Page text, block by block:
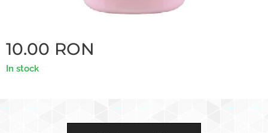
10.00 RON
In stock